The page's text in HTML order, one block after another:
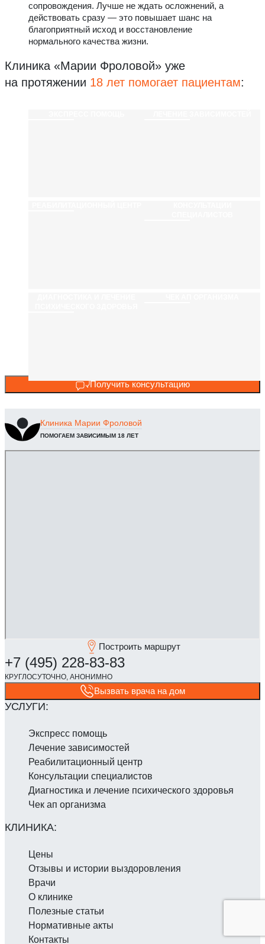
сопровождения. Лучше не ждать осложнений, а
действовать сразу — это повышает шанс на
благоприятный исход и восстановление
нормального качества жизни.
Клиника «Марии Фроловой» уже
на протяжении 18 лет помогает пациентам:
Получить консультацию
Клиника Марии Фроловой
ПОМОГАЕМ ЗАВИСИМЫМ 18 ЛЕТ
Построить маршрут
Вызвать врача на дом
Экспресс помощь
Лечение зависимостей
Реабилитаци­онный центр
Консультации специалистов
Диагностика и лечение психического здоровья
Чек ап организма
Цены
Отзывы и истории выздоровления
Врачи
О клинике
Полезные статьи
Нормативные акты
Контакты